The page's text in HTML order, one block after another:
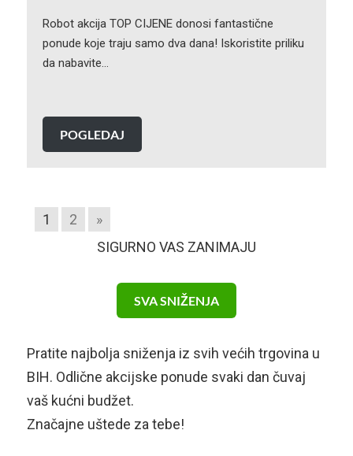
Robot akcija TOP CIJENE donosi fantastične
ponude koje traju samo dva dana! Iskoristite priliku
da nabavite…
POGLEDAJ
1 2
»
SIGURNO VAS ZANIMAJU
SVA SNIŽENJA
Pratite najbolja sniženja iz svih većih trgovina u
BIH. Odlične akcijske ponude svaki dan čuvaj
vaš kućni budžet.
Značajne uštede za tebe!